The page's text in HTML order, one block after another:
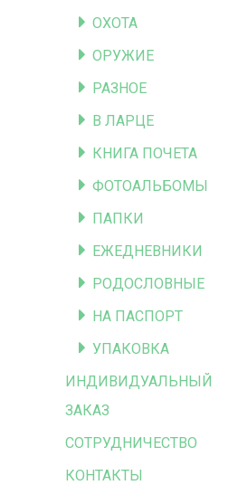
ОХОТА
ОРУЖИЕ
РАЗНОЕ
В ЛАРЦЕ
КНИГА ПОЧЕТА
ФОТОАЛЬБОМЫ
ПАПКИ
ЕЖЕДНЕВНИКИ
РОДОСЛОВНЫЕ
НА ПАСПОРТ
УПАКОВКА
ИНДИВИДУАЛЬНЫЙ
ЗАКАЗ
СОТРУДНИЧЕСТВО
КОНТАКТЫ